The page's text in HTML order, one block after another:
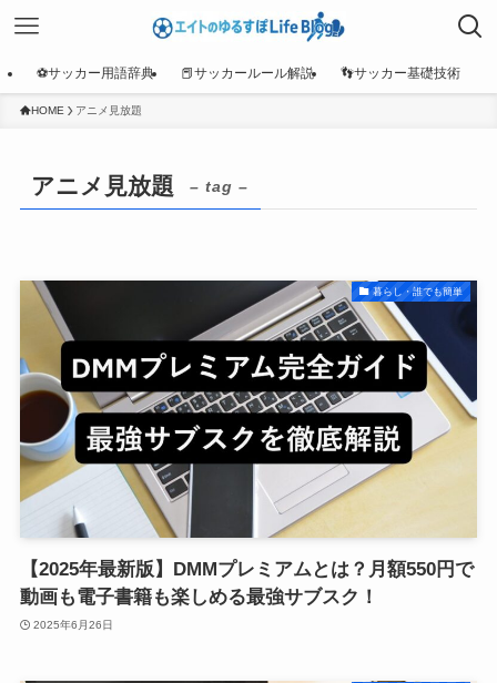
⚽サッカー用語辞典 📕サッカールール解説 👣サッカー基礎技術
HOME アニメ見放題
アニメ見放題 – tag –
暮らし・誰でも簡単
【2025年最新版】DMMプレミアムとは？月額550円で
動画も電子書籍も楽しめる最強サブスク！
2025年6月26日